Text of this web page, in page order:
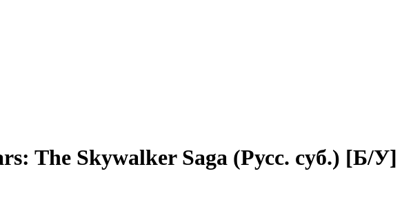
The Skywalker Saga (Русс. суб.) [Б/У]